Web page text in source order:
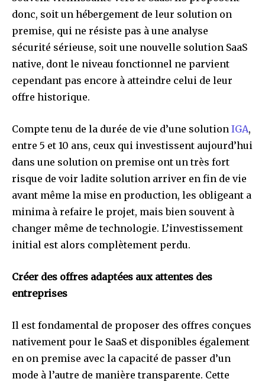
donc, soit un hébergement de leur solution on
premise, qui ne résiste pas à une analyse
sécurité sérieuse, soit une nouvelle solution SaaS
native, dont le niveau fonctionnel ne parvient
cependant pas encore à atteindre celui de leur
offre historique.
Compte tenu de la durée de vie d’une solution IGA,
entre 5 et 10 ans, ceux qui investissent aujourd’hui
dans une solution on premise ont un très fort
risque de voir ladite solution arriver en fin de vie
avant même la mise en production, les obligeant a
minima à refaire le projet, mais bien souvent à
changer même de technologie. L’investissement
initial est alors complètement perdu.
Créer des offres adaptées aux attentes des
entreprises
Il est fondamental de proposer des offres conçues
nativement pour le SaaS et disponibles également
en on premise avec la capacité de passer d’un
mode à l’autre de manière transparente. Cette